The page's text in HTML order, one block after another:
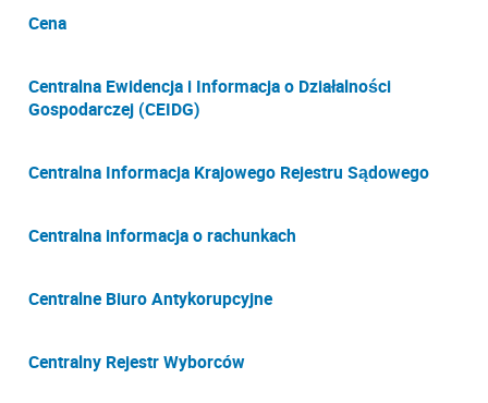
Cena
Centralna Ewidencja i Informacja o Działalności
Gospodarczej (CEIDG)
Centralna Informacja Krajowego Rejestru Sądowego
Centralna informacja o rachunkach
Centralne Biuro Antykorupcyjne
Centralny Rejestr Wyborców